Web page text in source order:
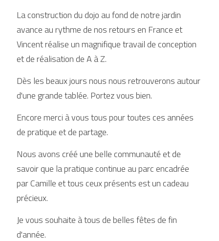
La construction du dojo au fond de notre jardin
avance au rythme de nos retours en France et
Vincent réalise un magnifique travail de conception
et de réalisation de A à Z.
Dès les beaux jours nous nous retrouverons autour
d'une grande tablée. Portez vous bien.
Encore merci à vous tous pour toutes ces années
de pratique et de partage.
Nous avons créé une belle communauté et de
savoir que la pratique continue au parc encadrée
par Camille et tous ceux présents est un cadeau
précieux.
Je vous souhaite à tous de belles fêtes de fin
d'année.